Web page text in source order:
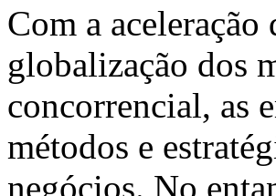
Com a
globalização dos
concorrencial, as
métodos e
negócios. No